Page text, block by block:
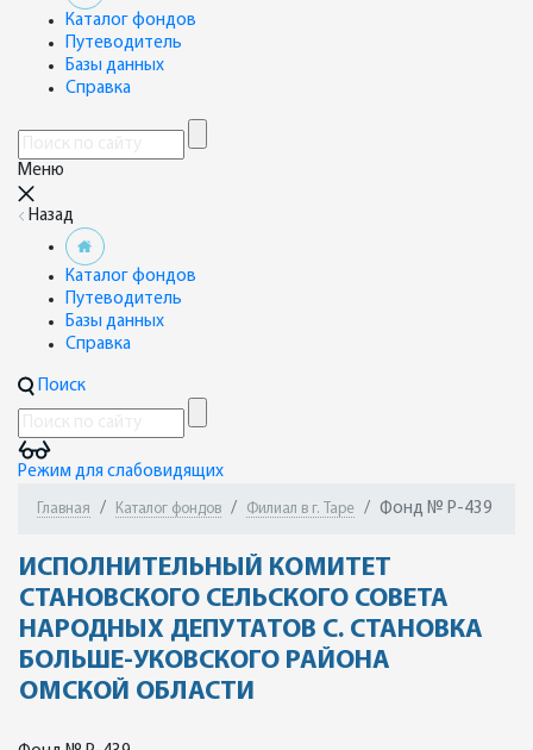
Каталог фондов
Путеводитель
Базы данных
Справка
Меню
Назад
Каталог фондов
Путеводитель
Базы данных
Справка
Поиск
Режим для слабовидящих
Главная Каталог фондов Филиал в г. Таре Фонд № Р-439
ИСПОЛНИТЕЛЬНЫЙ КОМИТЕТ
СТАНОВСКОГО СЕЛЬСКОГО СОВЕТА
НАРОДНЫХ ДЕПУТАТОВ С. СТАНОВКА
БОЛЬШЕ-УКОВСКОГО РАЙОНА
ОМСКОЙ ОБЛАСТИ